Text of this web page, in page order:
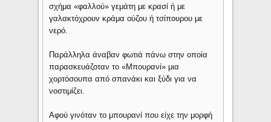
σχήμα «φαλλού» γεμάτη με κρασί ή με
γαλακτόχρουν κράμα ούζου ή τσίπουρου με
νερό.
Παράλληλα άναβαν φωτιά πάνω στην οποία
παρασκευάζοταν το «Μπουρανί» μια
χορτόσουπα από σπανάκι και ξύδι για να
νοστιμίζει.
Αφού γινόταν το μπουρανί που είχε την μορφή